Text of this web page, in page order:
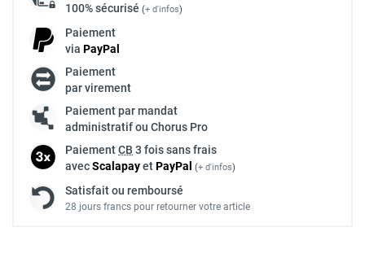
100% sécurisé (+ d'infos)
Paiement
via PayPal
Paiement
par virement
Paiement par mandat
administratif ou Chorus Pro
PaiementCB 3 fois sans frais
avecScalapayetPayPal (+ d'infos)
Satisfait ou remboursé
28 jours francs pour retourner votre article